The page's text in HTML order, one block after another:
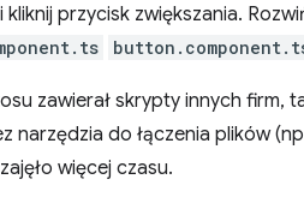
i kliknij przycisk zwiększania.
zawierał skrypty innych firm,
narzędzia do łączenia plików
więcej czasu.